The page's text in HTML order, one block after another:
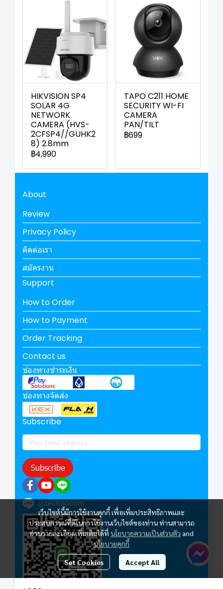
HIKVISION SP4
SOLAR 4G
NETWORK
CAMERA (HVS-
2CFSP4//GUHK2
8) 2.8mm
฿4,990
TAPO C211 HOME
SECURITY WI-FI
CAMERA
PAN/TILT
฿699
เว็บไซต์นี้มีการใช้งานคุกกี้ เพื่อเพิ่มประสิทธิภาพและ
ประสบการณ์ที่ดีในการใช้งานเว็บไซต์ของท่าน ท่านสามารถ
อ่านรายละเอียดเพิ่มเติมได้ที่ นโยบายความเป็นส่วนตัว and
นโยบายคุกกี้
Set Cookies Accept All
About
Review
Privacy Policy
ติดต่อเรา
สมัครงาน
Support
How to Order
How to Payment
Order Tracking
Contact us
ช่องทางชำระเงิน
ช่องทางจัดส่ง
Subscribe
Subscribe
@technocom